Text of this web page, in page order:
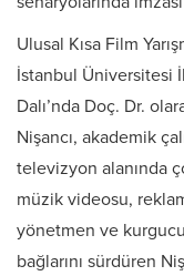
Ulusal Kısa Film
İstanbul Üniversitesi
Dalı’nda Doç. Dr.
Nişancı, akademik
televizyon alanında
müzik videosu,
yönetmen ve
bağlarını sürdüren